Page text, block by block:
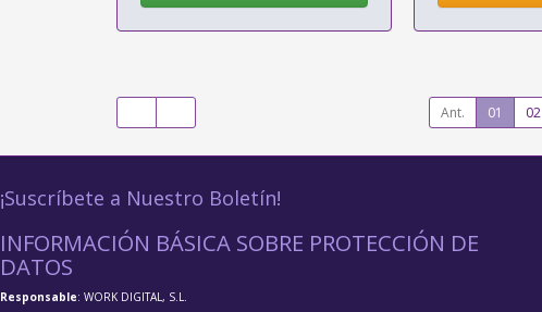
Ant. 01 02
¡Suscríbete a Nuestro Boletín!
INFORMACIÓN BÁSICA SOBRE PROTECCIÓN DE
DATOS
Responsable: WORK DIGITAL, S.L.